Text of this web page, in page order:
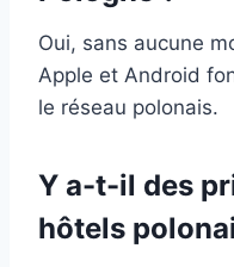
Oui, sans aucune
Apple et Android
le réseau polonais.
Y a-t-il des
hôtels